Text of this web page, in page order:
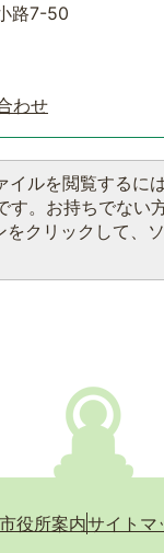
路7-50
わせ
イルを閲覧するに
す。お持ちでな
クリックして、
市役所案内サイトマ